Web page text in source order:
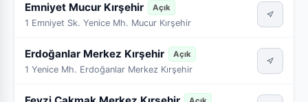
Emniyet Mucur Kırşehir Açık
1 Emniyet Sk. Yenice Mh. Mucur Kırşehir
Erdoğanlar Merkez Kırşehir Açık
1 Yenice Mh. Erdoğanlar Merkez Kırşehir